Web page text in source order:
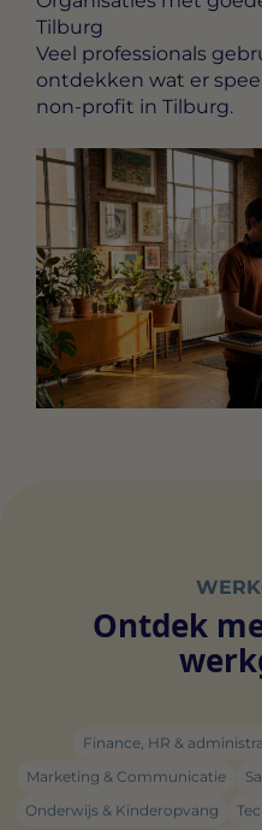
Tilburg
Veel professionals
ontdekken wat er
non-profit in Tilburg.
Ontdek
Finance, HR &
Marketing & Communicatie
Onderwijs & Kinderopvang